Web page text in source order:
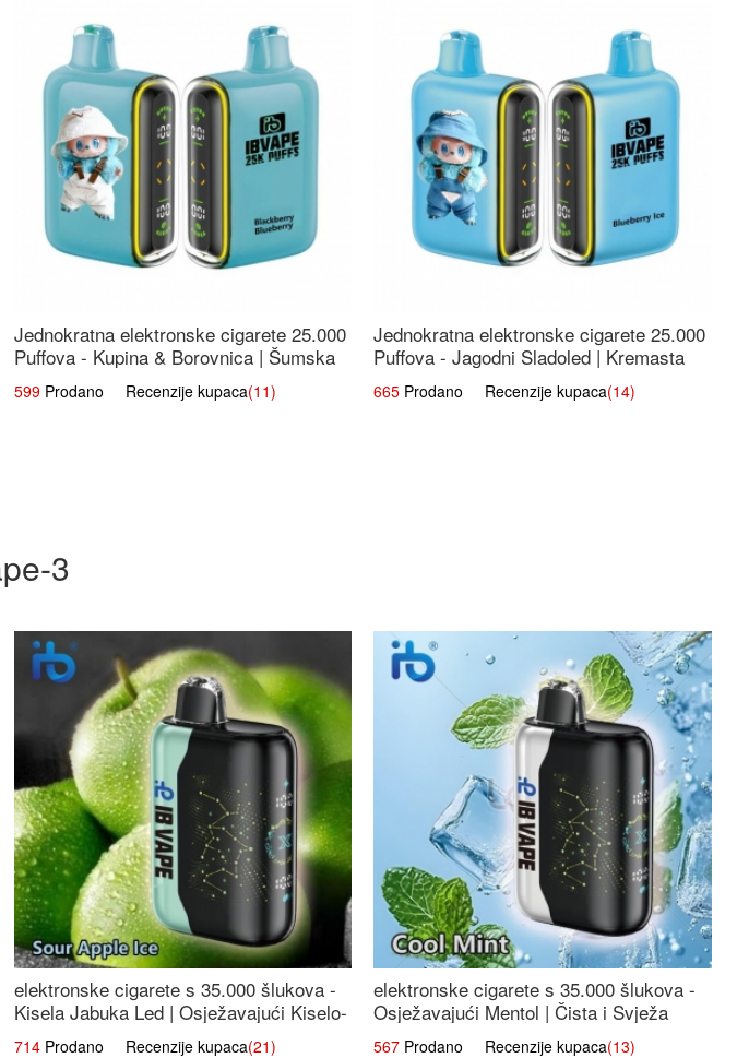
Jednokratna elektronske cigarete 25.000
Puffova - Kupina & Borovnica | Šumska
Voćna Mješavina
599Prodano Recenzije kupaca(11)
Jednokratna elektronske cigarete 25.000
Puffova - Jagodni Sladoled | Kremasta
Slatka Okus
665 Prodano Recenzije kupaca(14)
3
elektronske cigarete s 35.000 šlukova -
Kisela Jabuka Led | Osježavajući Kiselo-
Slatki Okus
714Prodano Recenzije kupaca(21)
elektronske cigarete s 35.000 šlukova -
Osježavajući Mentol | Čista i Svježa
Okus
567 Prodano Recenzije kupaca(13)